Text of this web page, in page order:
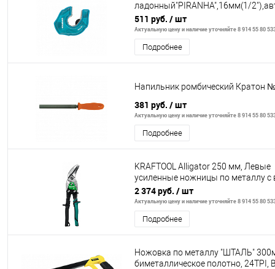
ладонный"PIRANHA",16мм(1/
зажима
1/4"// Gross
511 руб. / шт
Актуальную цену и наличие уточняйте 8 914 55 80
Подробнее
Напильник ромбический Кратон
381 руб. / шт
Актуальную цену и наличие уточняйте 8 914 55 80
Подробнее
KRAFTOOL Alligator 250 мм, Левые
усиленные ножницы по металлу
(2328-OL)
2 374 руб. / шт
Актуальную цену и наличие уточняйте 8 914 55 80
Подробнее
Ножовка по металлу "ШТАЛЬ"
биметаллическое полотно, 24TPI,